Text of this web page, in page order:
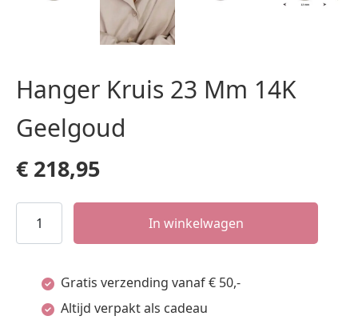
Hanger Kruis 23 Mm 14K
Geelgoud
€ 218,95
Hanger
Kruis
In winkelwagen
Gratis verzending vanaf € 50,-
Altijd verpakt als cadeau